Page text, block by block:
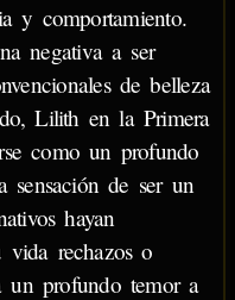
y comportamiento.
negativa a ser
de belleza
Lilith en la Primera
como un profundo
sensación de ser un
hayan
vida rechazos o
un profundo temor a